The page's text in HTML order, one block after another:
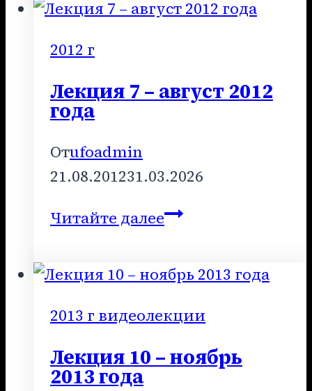
2010
2012 г
Лекция 7 – август 2012
года
Отufoadmin
21.08.201231.03.2026
Читайте далееЛекция
–
август
2012
2013 г видеолекции
Лекция 10 – ноябрь
2013 года